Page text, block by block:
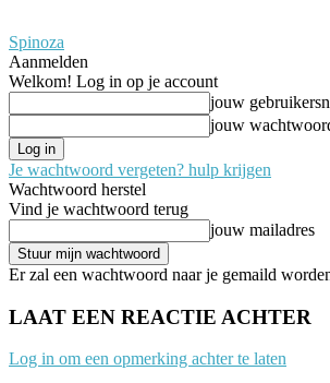
Spinoza
Aanmelden
Welkom! Log in op je account
jouw
jouw
Je wachtwoord vergeten? hulp krijgen
Wachtwoord herstel
Vind je wachtwoord terug
jouw mailadres
Er zal een wachtwoord naar je gemaild
LAAT EEN REACTIE ACHTER
Log in om een opmerking achter te laten